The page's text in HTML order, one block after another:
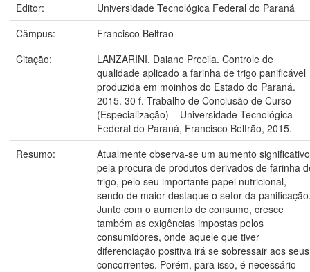
Editor:
Universidade Tecnológica Federal do Paraná
Câmpus:
Francisco Beltrao
Citação:
LANZARINI, Daiane Precila. Controle de
qualidade aplicado a farinha de trigo panificável
produzida em moinhos do Estado do Paraná.
2015. 30 f. Trabalho de Conclusão de Curso
(Especialização) – Universidade Tecnológica
Federal do Paraná, Francisco Beltrão, 2015.
Resumo:
Atualmente observa-se um aumento significativo
pela procura de produtos derivados de farinha
trigo, pelo seu importante papel nutricional,
sendo de maior destaque o setor da
Junto com o aumento de consumo, cresce
também as exigências impostas pelos
consumidores, onde aquele que tiver
diferenciação positiva irá se sobressair aos seus
concorrentes. Porém, para isso, é necessário